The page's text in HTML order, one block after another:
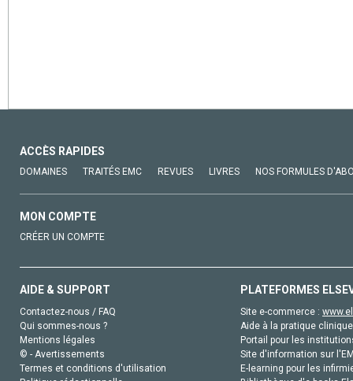
ACCÈS RAPIDES
DOMAINES TRAITÉS EMC REVUES LIVRES NOS FORMULES
MON COMPTE
CRÉER UN COMPTE
AIDE & SUPPORT
Contactez-nous / FAQ
Qui sommes-nous ?
Mentions légales
© - Avertissements
Termes et conditions d'utilisation
PLATEFORMES
Site e-commerce :
Aide à la pratique
Portail pour les
Site d'information sur
E-learning pour les